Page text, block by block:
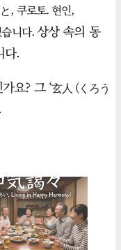
, 쿠로토. 현인,
니다.상상 속의 동
다.
요? 그 ‘玄人 (くろう